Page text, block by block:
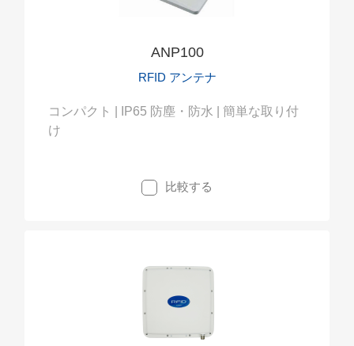
ANP100
RFID アンテナ
コンパクト | IP65 防塵・防水 | 簡単な取り付
け
比較する